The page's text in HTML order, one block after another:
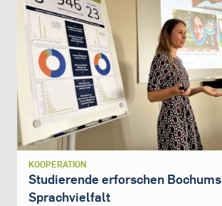
KOOPERATION
Studierende erforschen Bochums
Sprachvielfalt